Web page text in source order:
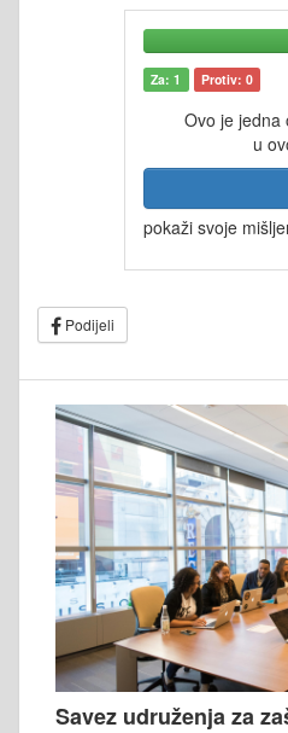
Za: 1 Protiv: 0
Ovo je jedna
u
pokaži svoje
Podijeli
Savez udruženja za